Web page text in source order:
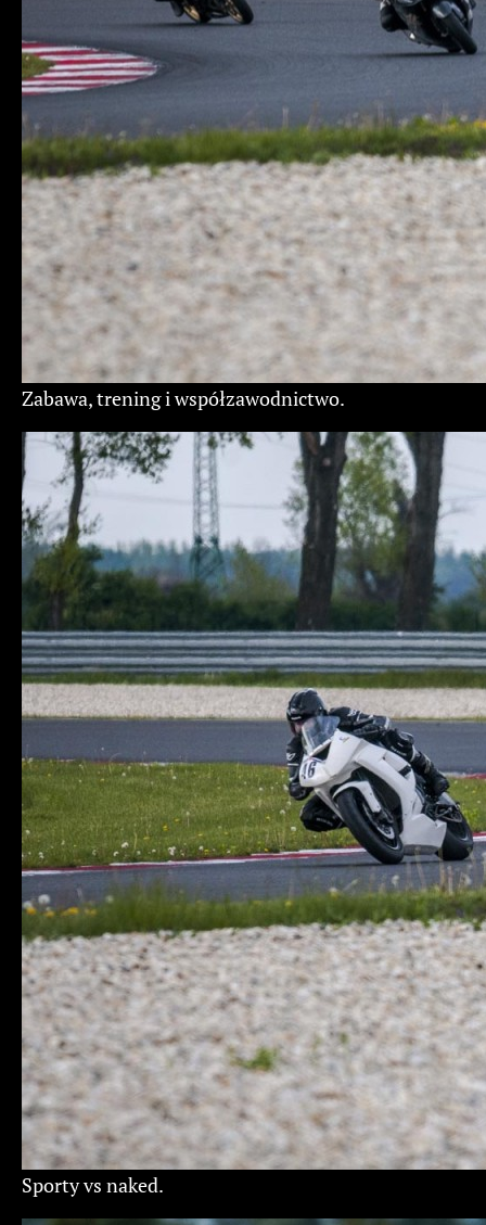
Zabawa, trening i współzawodnictwo.
Sporty vs naked.